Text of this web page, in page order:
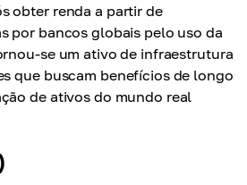
obter renda a partir de
por bancos globais pelo uso da
se um ativo de infraestrutura
que buscam benefícios de longo
de ativos do mundo real